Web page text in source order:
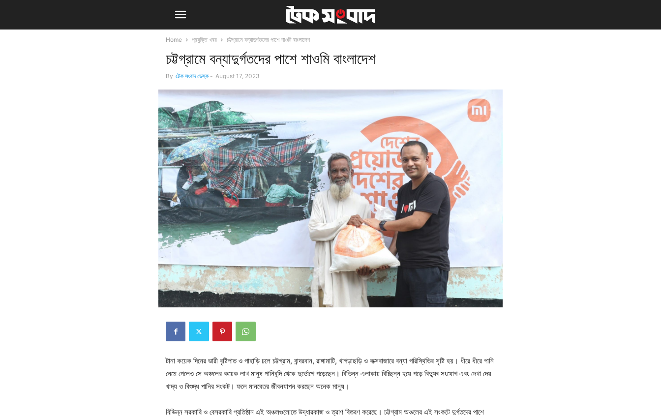
Home প্রযুক্তি খবর চট্টগ্রামে বন্যাদুর্গতদের পাশে শাওমি বাংলাদেশ
চট্টগ্রামে বন্যাদুর্গতদের পাশে শাওমি বাংলাদেশ
By টেক সংবাদ ডেস্ক - August 17, 2023
টানা কয়েক দিনের ভারী বৃষ্টিপাত ও পাহাড়ি ঢলে চট্টগ্রাম, বান্দরবান, রাঙ্গামাটি, খাগড়াছড়ি ও কক্সবাজারে বন্যা পরিস্থিতির সৃষ্টি হয়। ধীরে ধীরে পানি
নেমে গেলেও সে অঞ্চলের কয়েক লাখ মানুষ পানিবন্দি থেকে দুর্ভোগে পড়েছেন। বিভিন্ন এলাকায় বিচ্ছিন্ন হয়ে পড়ে বিদ্যুৎ সংযোগ এবং দেখা দেয়
খাদ্য ও বিশুদ্ধ পানির সংকট। ফলে মানবেতর জীবনযাপন করছেন অনেক মানুষ।
বিভিন্ন সরকারি ও বেসরকারি প্রতিষ্ঠান এই অঞ্চলগুলোতে উদ্ধারকাজ ও ত্রাণ বিতরণ করেছে। চট্টগ্রাম অঞ্চলের এই সংকটে দুর্গতদের পাশে